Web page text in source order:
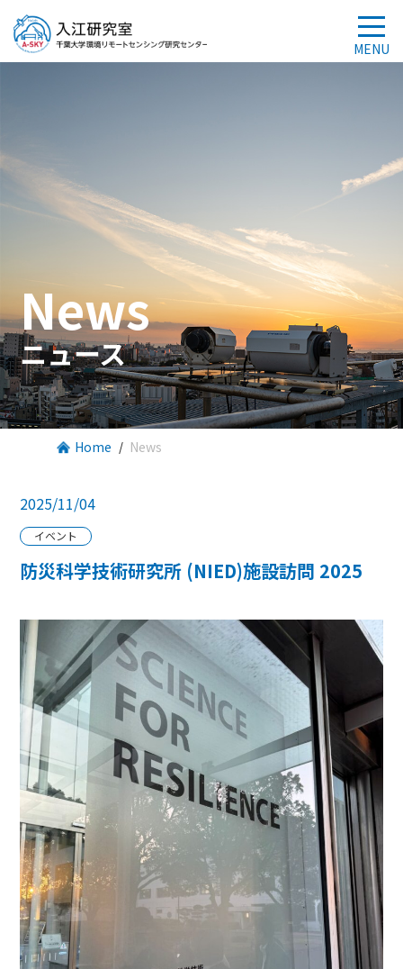
News
ニュース
Home News
2025/11/04
イベント
防災科学技術研究所 (NIED)施設訪問 2025